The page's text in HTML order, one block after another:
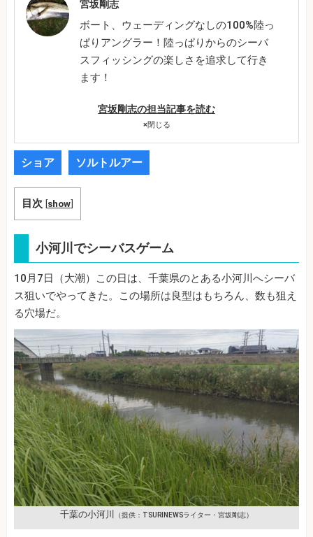
宮坂剛志
ボート、ウェーディングなしの100%陸っ
ぱりアングラー！陸っぱりからのシーバ
スフィッシングの楽しさを追求して行き
ます！
宮坂剛志の担当記事を読む
×閉じる
ショア ソルトルアー
目次 [show]
小河川でシーバスゲーム
10月7日（大潮）この日は、千葉県のとある小河川へシーバ
ス狙いでやってきた。この場所は良型はもちろん、数も狙え
る穴場だ。
千葉の小河川 （提供：TSURINEWSライター・宮坂剛志）